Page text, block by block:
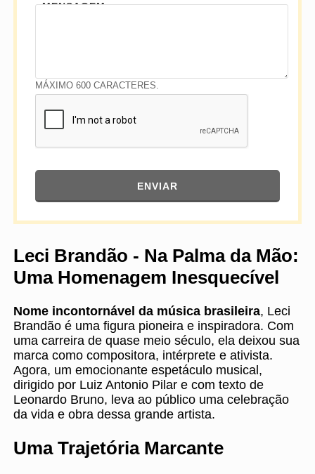
MENSAGEM
MÁXIMO 600 CARACTERES.
ENVIAR
Leci Brandão - Na Palma da Mão:
Uma Homenagem Inesquecível
Nome incontornável da música brasileira, Leci
Brandão é uma figura pioneira e inspiradora. Com
uma carreira de quase meio século, ela deixou sua
marca como compositora, intérprete e ativista.
Agora, um emocionante espetáculo musical,
dirigido por Luiz Antonio Pilar e com texto de
Leonardo Bruno, leva ao público uma celebração
da vida e obra dessa grande artista.
Uma Trajetória Marcante